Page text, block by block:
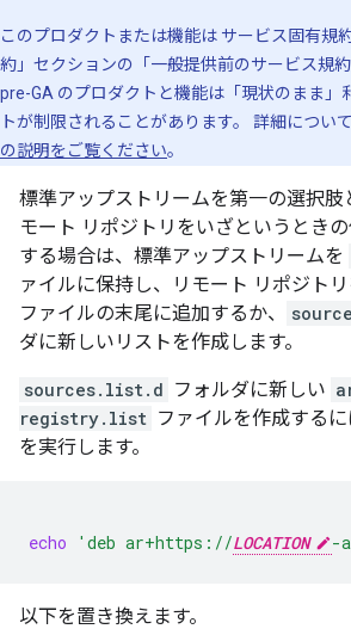
このプロダクトまたは機能は サービス固有規
約」セクションの「一般提供前のサービス規
pre-GA のプロダクトと機能は「現状のまま」
トが制限されることがあります。 詳細につい
の説明をご覧ください。
標準アップストリームを第一の選択肢
モート リポジトリをいざというとき
する場合は、標準アップストリームを
ァイルに保持し、リモート リポジトリ
ファイルの末尾に追加するか、
ダに新しいリストを作成します。
sources.list.d フォルダに新しい
registry.list ファイルを作成する
を実行します。
echo 'deb ar+https://LOCATION -
以下を置き換えます。